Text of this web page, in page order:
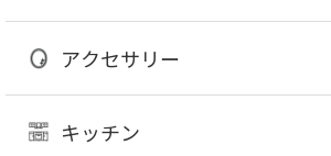
アクセサリー
キッチン